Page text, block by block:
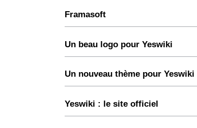
Framasoft
Un beau logo pour Yeswiki
Un nouveau thème pour Yeswiki
Yeswiki : le site officiel